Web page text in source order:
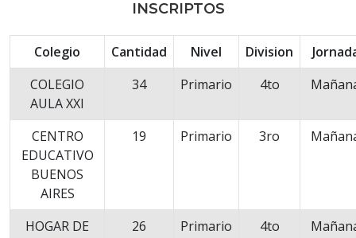
INSCRIPTOS
Colegio Cantidad Nivel Division
COLEGIO
AULA XXI
34 Primario 4to
CENTRO
EDUCATIVO
BUENOS
AIRES
19 Primario 3ro
HOGAR DE
26 Primario 4to